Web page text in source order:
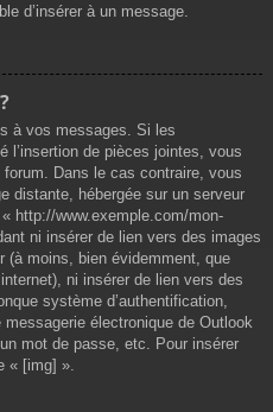
d’insérer à un message.
à vos messages. Si les
l’insertion de pièces jointes, vous
Dans le cas contraire, vous
distante, hébergée sur un serveur
http://www.exemple.com/mon-
ni insérer de lien vers des images
(à moins, bien évidemment, que
ni insérer de lien vers des
système d’authentification,
électronique de Outlook
mot de passe, etc. Pour insérer
« [img] ».